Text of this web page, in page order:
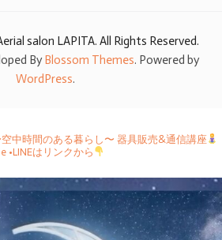
salon LAPITA. All Rights Reserved.
ByBlossom Themes. Powered by
WordPress.
中時間のある暮らし〜 器具販売&通信講座
•LINEはリンクから